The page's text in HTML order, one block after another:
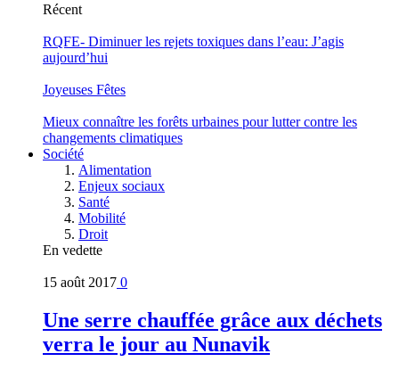
Récent
RQFE- Diminuer les rejets toxiques dans l’eau: J’agis
aujourd’hui
Joyeuses Fêtes
Mieux connaître les forêts urbaines pour lutter contre les
changements climatiques
Société
Alimentation
Enjeux sociaux
Santé
Mobilité
Droit
En vedette
15 août 2017 0
Une serre chauffée grâce aux déchets
verra le jour au Nunavik